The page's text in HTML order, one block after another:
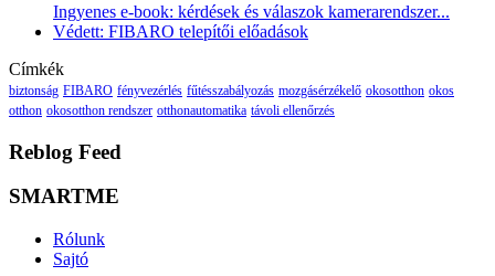
Ingyenes e-book: kérdések és válaszok kamerarendszer...
Védett: FIBARO telepítői előadások
Címkék
biztonság FIBARO fényvezérlés fűtésszabályozás mozgásérzékelő okosotthon okos
otthon okosotthon rendszer otthonautomatika távoli ellenőrzés
Reblog Feed
SMARTME
Rólunk
Sajtó